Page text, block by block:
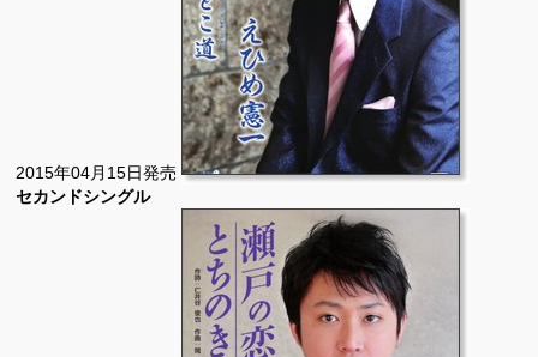
2015年04月15日発売
セカンドシングル